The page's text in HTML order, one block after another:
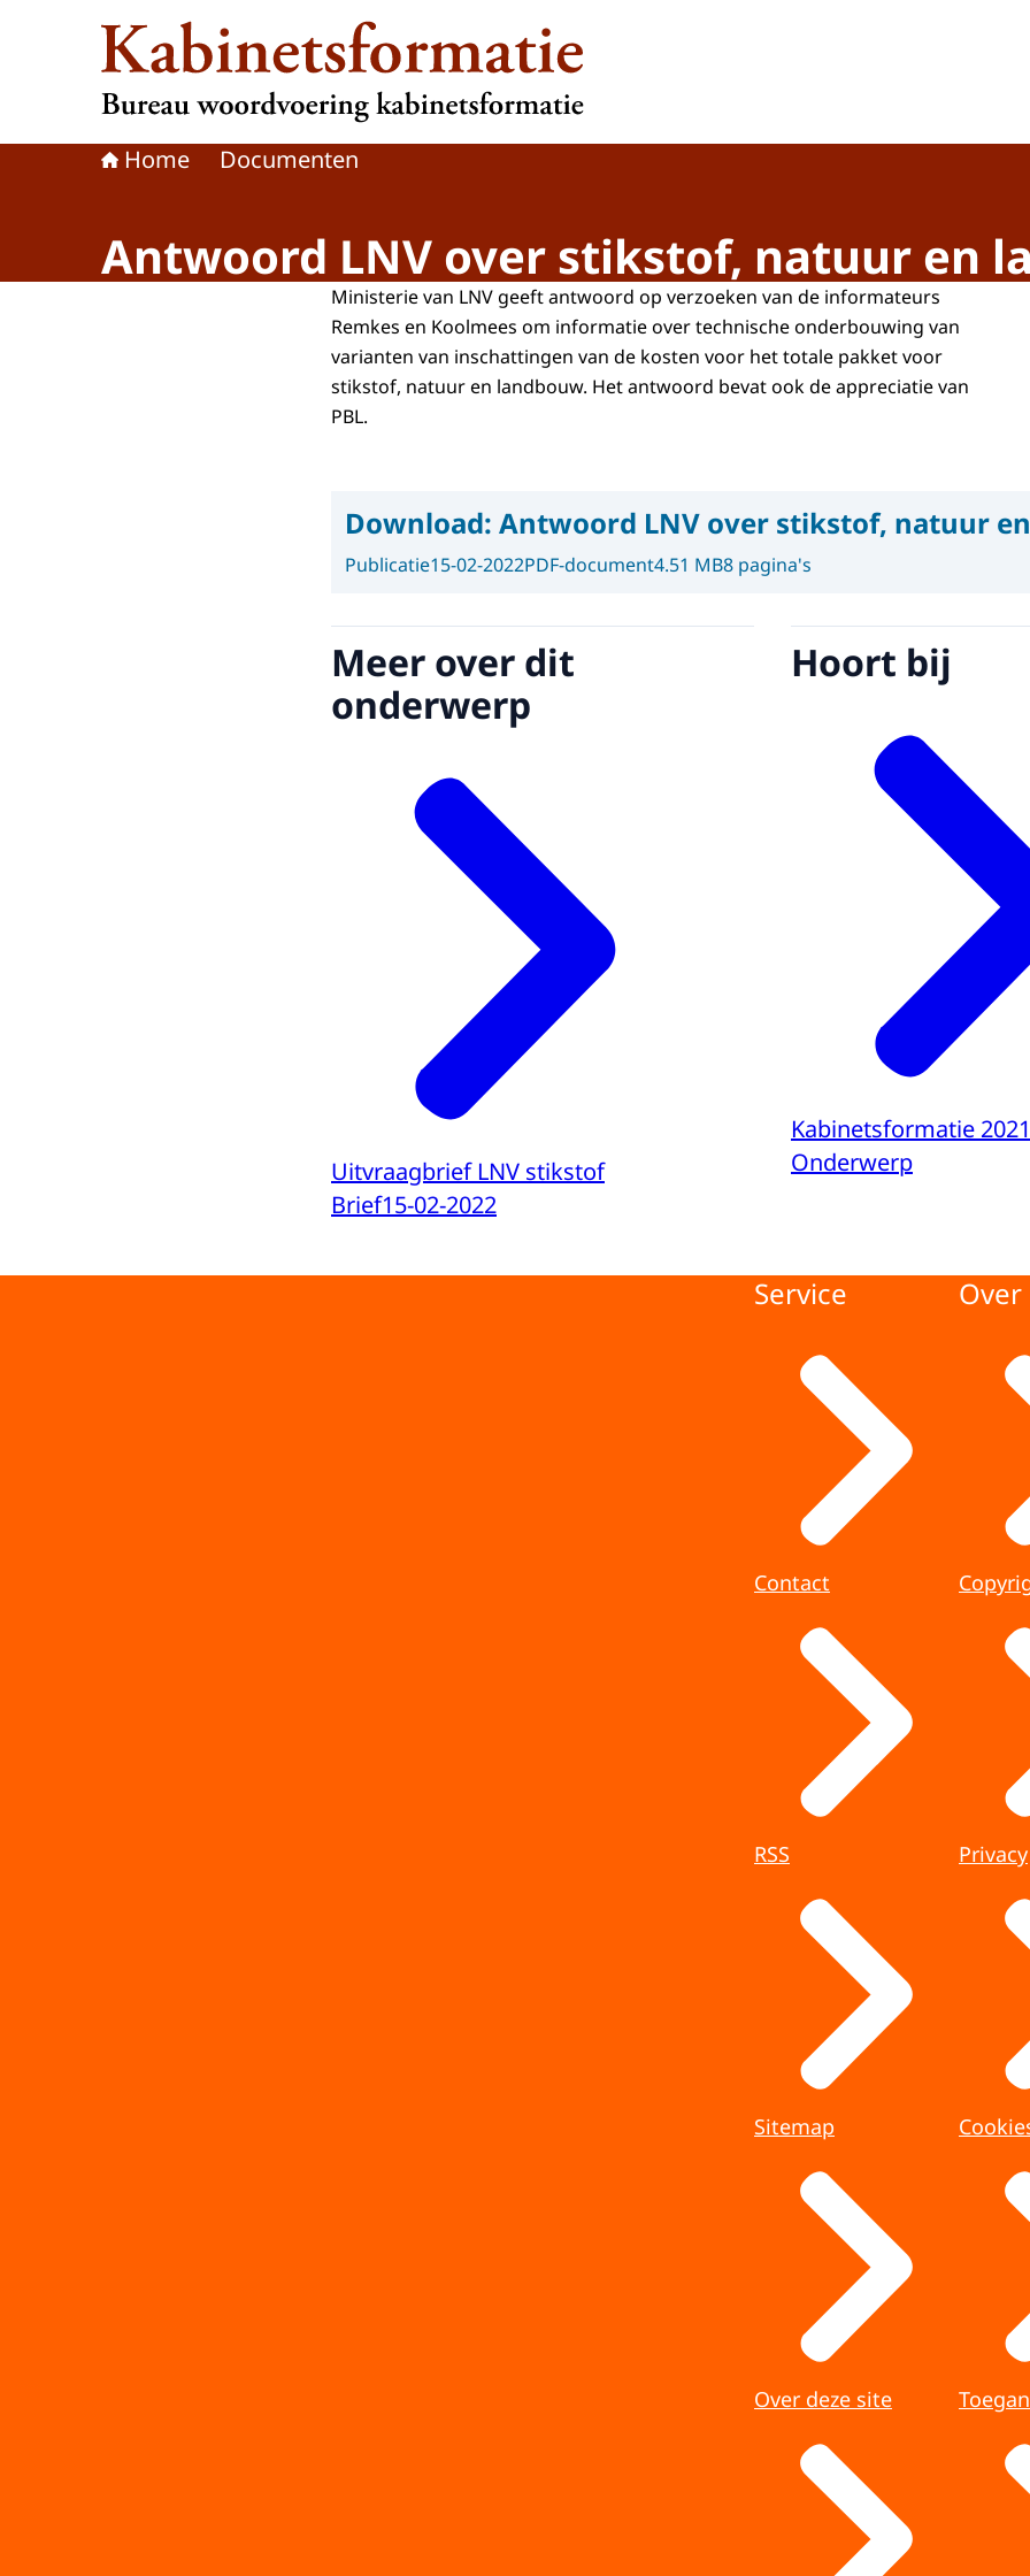
Naar de homepage van Kabinetsformatie
Home Documenten
Antwoord LNV over stikstof, natuur en
Ministerie van LNV geeft antwoord op verzoeken van de informateurs
Remkes en Koolmees om informatie over technische onderbouwing van
varianten van inschattingen van de kosten voor het totale pakket voor
stikstof, natuur en landbouw. Het antwoord bevat ook de appreciatie van
PBL.
Download: Antwoord LNV over stikstof, natuur
Publicatie15-02-2022PDF-document4.51 MB8 pagina's
Meer over dit
onderwerp
Uitvraagbrief LNV stikstof
Brief15-02-2022
Hoort bij
Kabinetsformatie 2021
Onderwerp
Service
Contact
RSS
Sitemap
Over deze site
Privacy